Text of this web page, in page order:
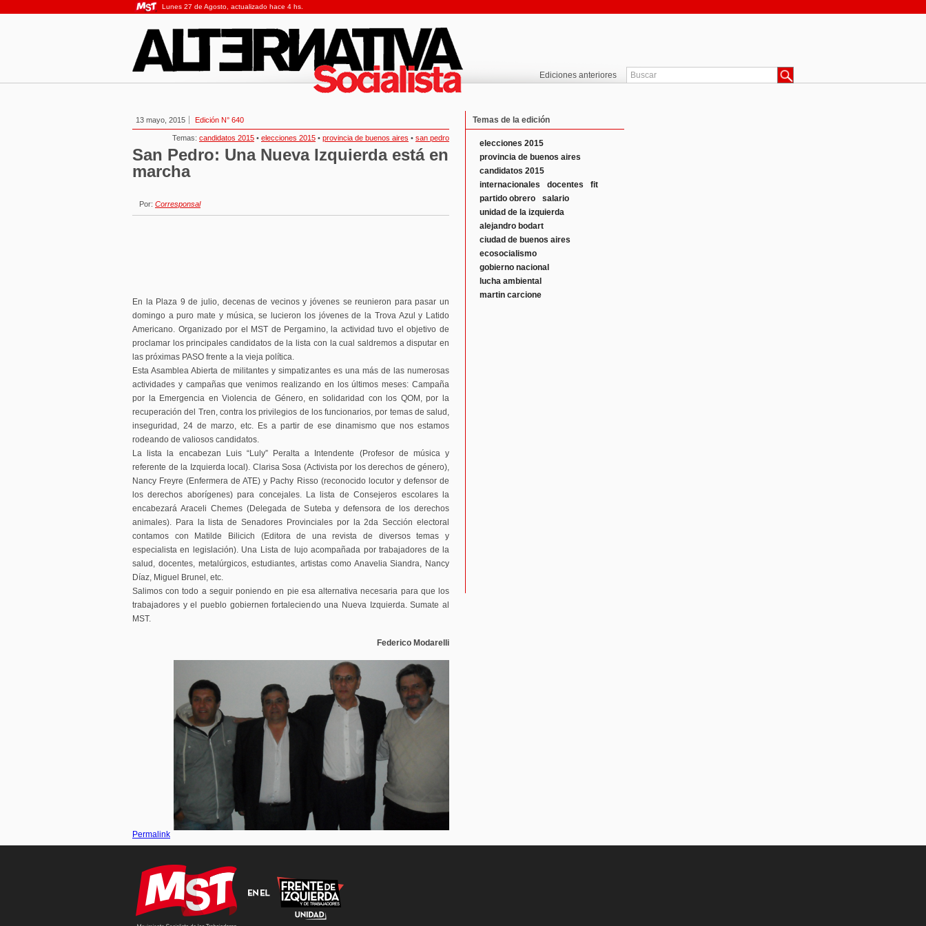
Lunes 27 de Agosto, actualizado hace 4 hs.
Ediciones anteriores
13 mayo, 2015 Edición N° 640
Temas: candidatos 2015 • elecciones 2015 • provincia de buenos aires • san pedro
San Pedro: Una Nueva Izquierda está en
marcha
Por: Corresponsal
En la Plaza 9 de julio, decenas de vecinos y jóvenes se reunieron para pasar un
domingo a puro mate y música, se lucieron los jóvenes de la Trova Azul y Latido
Americano. Organizado por el MST de Pergamino, la actividad tuvo el objetivo de
proclamar los principales candidatos de la lista con la cual saldremos a disputar en
las próximas PASO frente a la vieja política.
Esta Asamblea Abierta de militantes y simpatizantes es una más de las numerosas
actividades y campañas que venimos realizando en los últimos meses: Campaña
por la Emergencia en Violencia de Género, en solidaridad con los QOM, por la
recuperación del Tren, contra los privilegios de los funcionarios, por temas de salud,
inseguridad, 24 de marzo, etc. Es a partir de ese dinamismo que nos estamos
rodeando de valiosos candidatos.
La lista la encabezan Luis “Luly” Peralta a Intendente (Profesor de música y
referente de la Izquierda local). Clarisa Sosa (Activista por los derechos de género),
Nancy Freyre (Enfermera de ATE) y Pachy Risso (reconocido locutor y defensor de
los derechos aborígenes) para concejales. La lista de Consejeros escolares la
encabezará Araceli Chemes (Delegada de Suteba y defensora de los derechos
animales). Para la lista de Senadores Provinciales por la 2da Sección electoral
contamos con Matilde Bilicich (Editora de una revista de diversos temas y
especialista en legislación). Una Lista de lujo acompañada por trabajadores de la
salud, docentes, metalúrgicos, estudiantes, artistas como Anavelia Siandra, Nancy
Díaz, Miguel Brunel, etc.
Salimos con todo a seguir poniendo en pie esa alternativa necesaria para que los
trabajadores y el pueblo gobiernen fortaleciendo una Nueva Izquierda. Sumate al
MST.
Federico Modarelli
Permalink
Temas de la edición
elecciones 2015
provincia de buenos aires
candidatos 2015
internacionales
docentes
fit
partido obrero
salario
unidad de la izquierda
alejandro bodart
ciudad de buenos aires
ecosocialismo
gobierno nacional
lucha ambiental
martin carcione